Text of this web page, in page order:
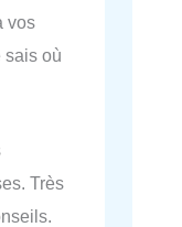
vos
sais où
Très